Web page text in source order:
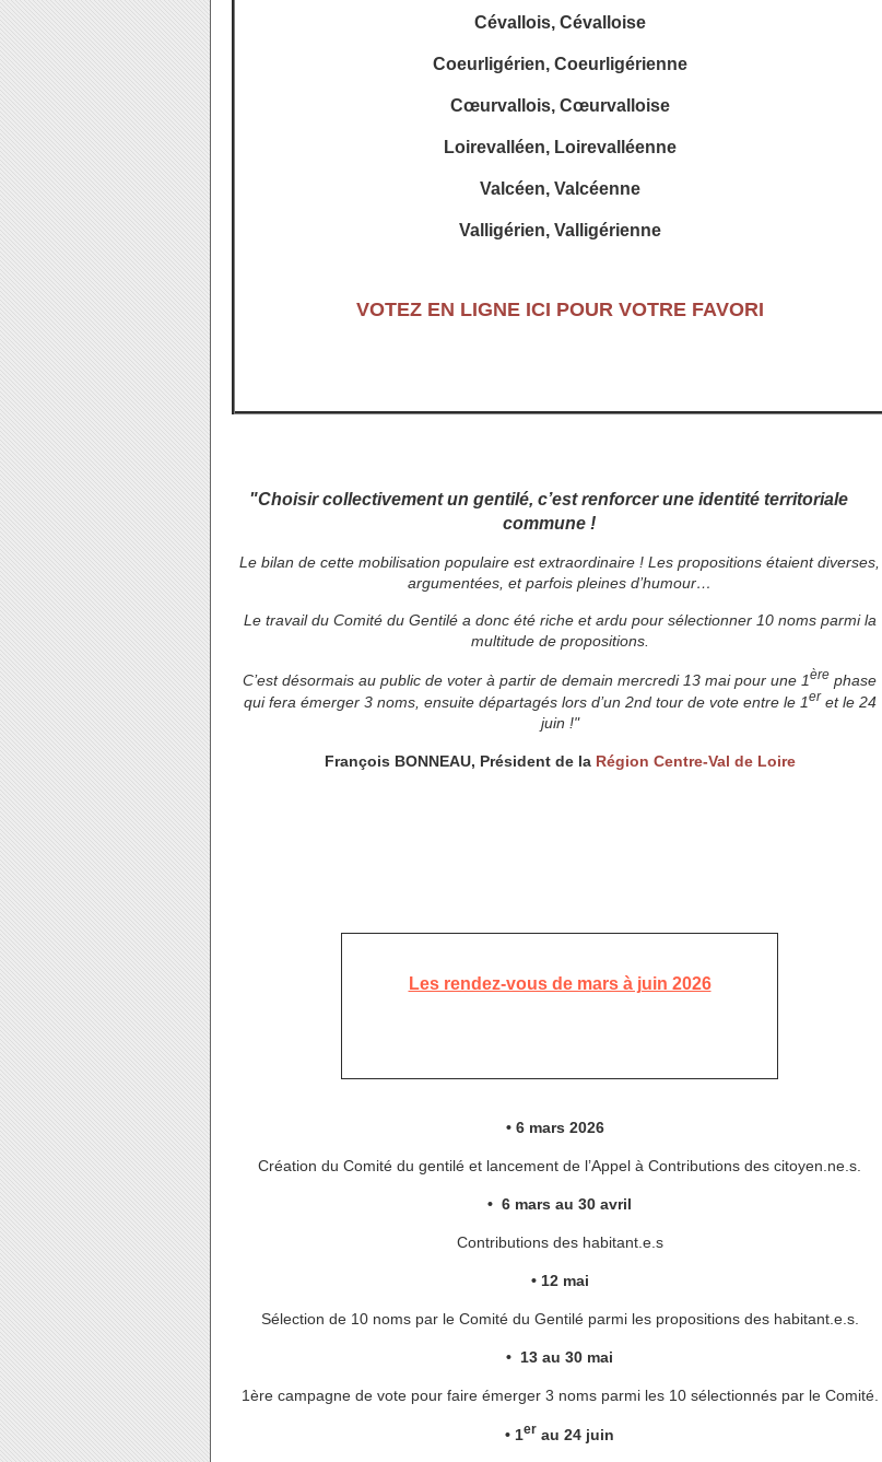
Cévallois, Cévalloise
Coeurligérien, Coeurligérienne
Cœurvallois, Cœurvalloise
Loirevalléen, Loirevalléenne
Valcéen, Valcéenne
Valligérien, Valligérienne
VOTEZ EN LIGNE ICI POUR VOTRE FAVORI
"Choisir collectivement un gentilé, c’est renforcer une identité territoriale
commune !
Le bilan de cette mobilisation populaire est extraordinaire ! Les propositions étaient diverses,
argumentées, et parfois pleines d’humour…
Le travail du Comité du Gentilé a donc été riche et ardu pour sélectionner 10 noms parmi la
multitude de propositions.
C’est désormais au public de voter à partir de demain mercredi 13 mai pour une 1ère phase
qui fera émerger 3 noms, ensuite départagés lors d’un 2nd tour de vote entre le 1er et le 24
juin !"
François BONNEAU, Président de la Région Centre-Val de Loire
Les rendez-vous de mars à juin 2026
• 6 mars 2026
Création du Comité du gentilé et lancement de l’Appel à Contributions des citoyen.ne.s.
• 6 mars au 30 avril
Contributions des habitant.e.s
• 12 mai
Sélection de 10 noms par le Comité du Gentilé parmi les propositions des habitant.e.s.
• 13 au 30 mai
1ère campagne de vote pour faire émerger 3 noms parmi les 10 sélectionnés par le Comité.
• 1er au 24 juin